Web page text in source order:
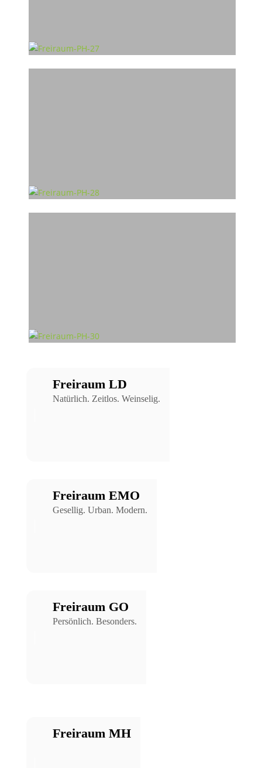
Freiraum LD
Natürlich. Zeitlos. Weinselig.
Freiraum EMO
Gesellig. Urban. Modern.
Freiraum GO
Persönlich. Besonders.
Freiraum MH